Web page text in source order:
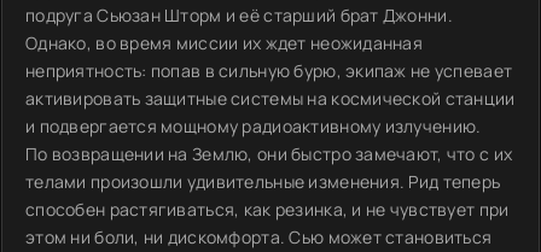
подруга Сьюзан Шторм и её старший брат Джонни.
Однако, во время миссии их ждет неожиданная
неприятность: попав в сильную бурю, экипаж не успевает
активировать защитные системы на космической станции
и подвергается мощному радиоактивному излучению.
По возвращении на Землю, они быстро замечают, что с их
телами произошли удивительные изменения. Рид теперь
способен растягиваться, как резинка, и не чувствует при
этом ни боли, ни дискомфорта. Сью может становиться